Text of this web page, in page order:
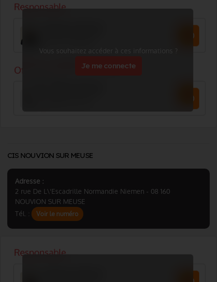
Vous souhaitez accéder à ces informations ?
Je me connecte
CIS NOUVION SUR MEUSE
Adresse :
2 rue De L\'Escadrille Normandie Niemen - 08 160
NOUVION SUR MEUSE
Tél. :
Voir le numéro